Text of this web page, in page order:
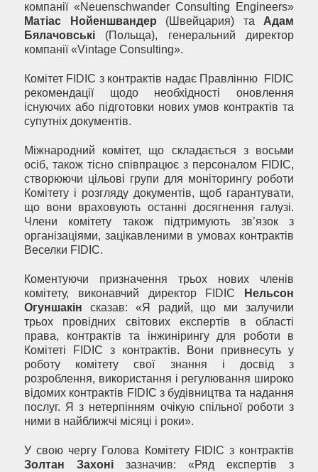
компанії «Neuenschwander Consulting Engineers»
Матіас Нойеншвандер (Швейцария) та Адам
Бялачовські (Польща), генеральний директор
компанії «Vintage Consulting».
Комітет FIDIC з контрактів надає Правлінню FIDIC
рекомендації щодо необхідності оновлення
існуючих або підготовки нових умов контрактів та
супутніх документів.
Міжнародний комітет, що складається з восьми
осіб, також тісно співпрацює з персоналом FIDIC,
створюючи цільові групи для моніторингу роботи
Комітету і розгляду документів, щоб гарантувати,
що вони враховують останні досягнення галузі.
Члени комітету також підтримують зв’язок з
організаціями, зацікавленими в умовах контрактів
Веселки FIDIC.
Коментуючи призначення трьох нових членів
комітету, виконавчий директор FIDIC
Нельсон
Огуншакін сказав: «Я радий, що ми залучили
трьох провідних світових експертів в області
права, контрактів та інжинірингу для роботи в
Комітеті FIDIC з контрактів. Вони привнесуть у
роботу комітету свої знання і досвід з
розроблення, використання і регулювання широко
відомих контрактів FIDIC з будівництва та надання
послуг. Я з нетерпінням очікую спільної роботи з
ними в найближчі місяці і роки».
У свою чергу Голова Комітету FIDIC з контрактів
Золтан Захоні зазначив: «Ряд експертів з